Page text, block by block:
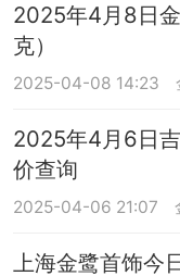
2025年4月8日
克）
2025-04-08 14:23
2025年4月6日
价查询
2025-04-06 21:07
上海金鹭首饰今